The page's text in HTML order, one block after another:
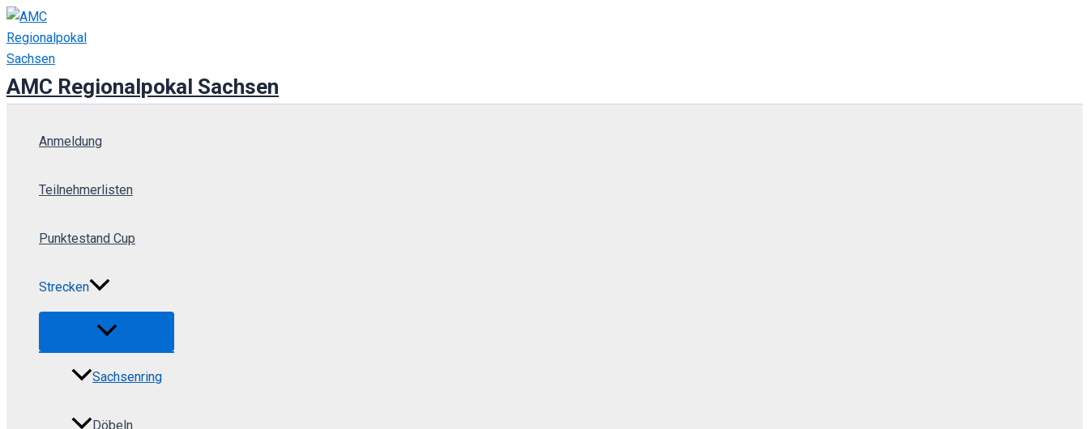
Zum
Inhalt
springen
AMC Regionalpokal Sachsen
Anmeldung
Teilnehmerlisten
Punktestand Cup
Strecken
Menü
Sachsenring
Döbeln